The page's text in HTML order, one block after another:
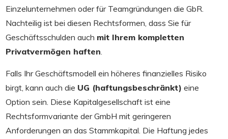
Einzelunternehmen oder für Teamgründungen die GbR.
Nachteilig ist bei diesen Rechtsformen, dass Sie für
Geschäftsschulden auch mit Ihrem kompletten
Privatvermögen haften.
Falls Ihr Geschäftsmodell ein höheres finanzielles Risiko
birgt, kann auch die UG (haftungsbeschränkt) eine
Option sein. Diese Kapitalgesellschaft ist eine
Rechtsformvariante der GmbH mit geringeren
Anforderungen an das Stammkapital. Die Haftung jedes